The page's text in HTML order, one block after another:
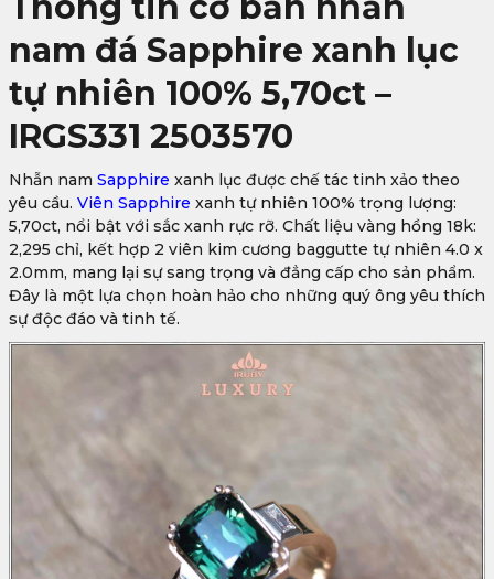
nam đá Sapphire xanh lục
tự nhiên 100% 5,70ct –
IRGS331 2503570
Nhẫn nam Sapphire xanh lục được chế tác tinh xảo theo
yêu cầu. Viên Sapphire xanh tự nhiên 100% trọng lượng:
5,70ct, nổi bật với sắc xanh rực rỡ. Chất liệu vàng hồng 18k:
2,295 chỉ, kết hợp 2 viên kim cương baggutte tự nhiên 4.0 x
2.0mm, mang lại sự sang trọng và đẳng cấp cho sản phẩm.
Đây là một lựa chọn hoàn hảo cho những quý ông yêu thích
sự độc đáo và tinh tế.